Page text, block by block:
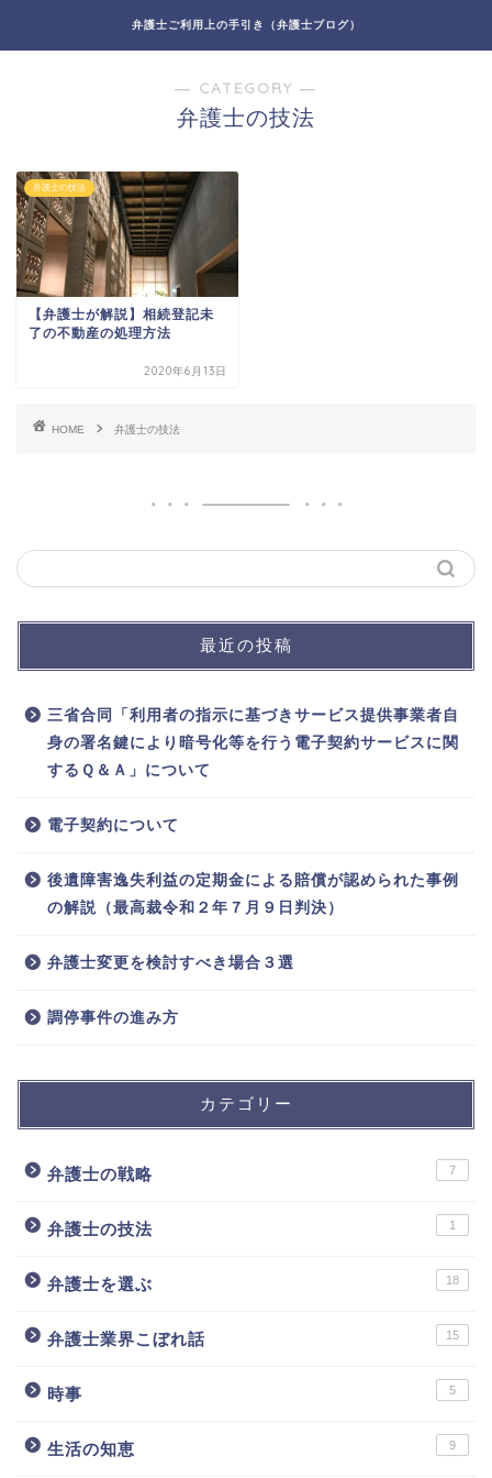
弁護士ご利用上の手引き（弁護士ブログ）
― CATEGORY ―
弁護士の技法
弁護士の技法
【弁護士が解説】相続登記未
了の不動産の処理方法
2020年6月13日
HOME 弁護士の技法
最近の投稿
三省合同「利用者の指示に基づきサービス提供事業者自
身の署名鍵により暗号化等を行う電子契約サービスに関
するＱ＆Ａ」について
電子契約について
後遺障害逸失利益の定期金による賠償が認められた事例
の解説（最高裁令和２年７月９日判決）
弁護士変更を検討すべき場合３選
調停事件の進み方
カテゴリー
弁護士の戦略 7
弁護士の技法 1
弁護士を選ぶ 18
弁護士業界こぼれ話 15
時事 5
生活の知恵 9